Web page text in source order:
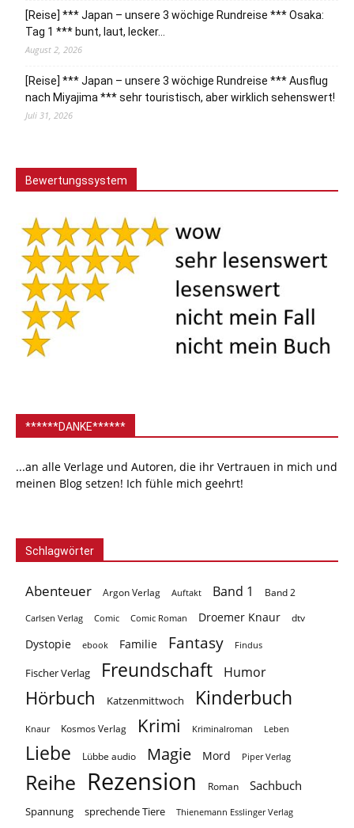
[Reise] *** Japan – unsere 3 wöchige Rundreise *** Osaka:
Tag 1 *** bunt, laut, lecker…
August 2, 2026
[Reise] *** Japan – unsere 3 wöchige Rundreise *** Ausflug
nach Miyajima *** sehr touristisch, aber wirklich sehenswert!
Juli 31, 2026
Bewertungssystem
******DANKE******
...an alle Verlage und Autoren, die ihr Vertrauen in mich und
meinen Blog setzen! Ich fühle mich geehrt!
Schlagwörter
Abenteuer Argon Verlag Auftakt Band 1 Band 2
Carlsen Verlag Comic Comic Roman Droemer Knaur dtv
Dystopie ebook Familie Fantasy Findus
Fischer Verlag Freundschaft Humor
Hörbuch Katzenmittwoch Kinderbuch
Knaur Kosmos Verlag Krimi Kriminalroman Leben
Liebe Lübbe audio Magie Mord Piper Verlag
Reihe Rezension Roman Sachbuch
Spannung sprechende Tiere Thienemann Esslinger Verlag